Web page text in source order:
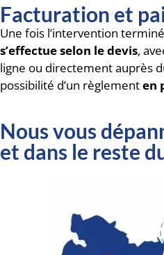
Facturation et
Une fois l’intervention
s’effectue selon le devis,
ligne ou directement auprès
possibilité d’un règlementen
Nous vous
et dans le reste